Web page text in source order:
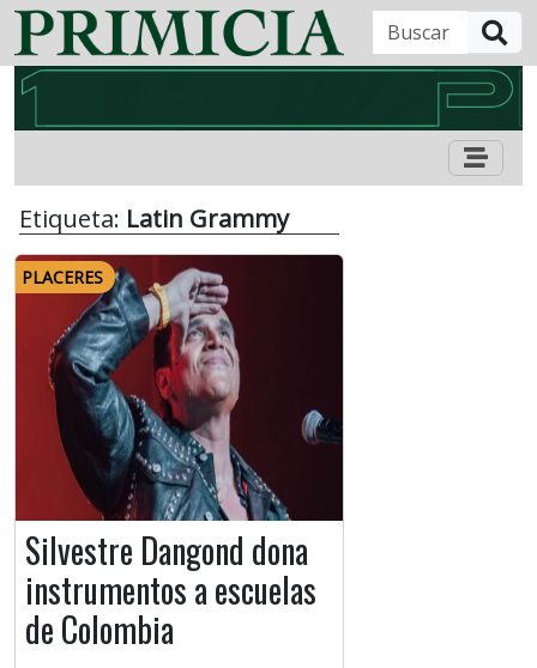
Etiqueta: Latin Grammy
PLACERES
Silvestre Dangond dona
instrumentos a escuelas
de Colombia